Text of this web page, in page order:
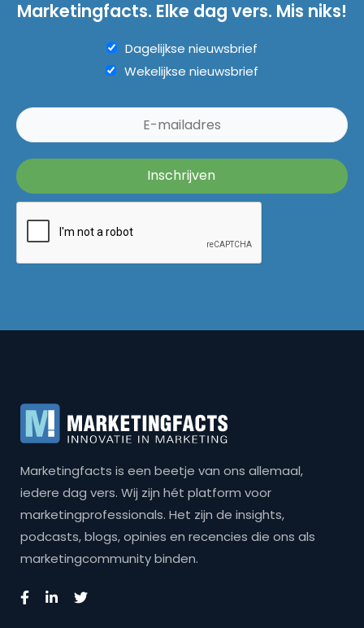
Marketingfacts. Elke dag vers. Mis niks!
Dagelijkse nieuwsbrief
Wekelijkse nieuwsbrief
Marketingfacts is een beetje van ons allemaal,
iedere dag vers. Wij zijn hét platform voor
marketingprofessionals. Het zijn de insights,
podcasts, blogs, opinies en recencies die ons als
marketingcommunity binden.